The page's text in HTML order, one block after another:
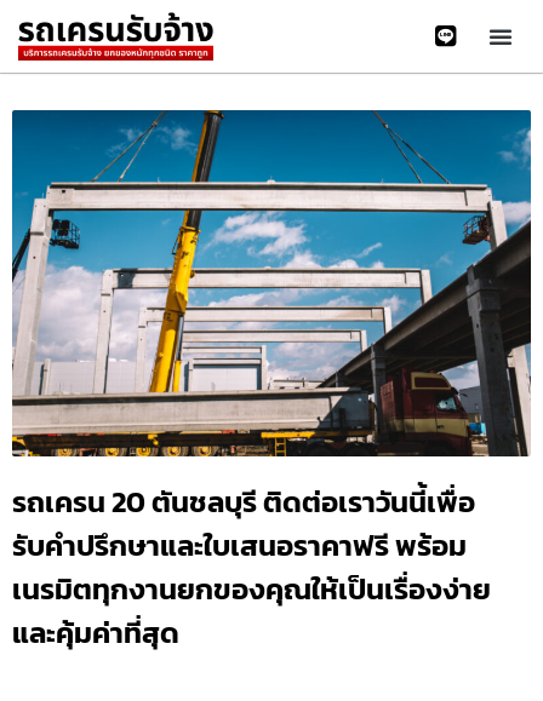
รถเครน 20 ตันชลบุรี ติดต่อเราวันนี้เพื่อ
รับคำปรึกษาและใบเสนอราคาฟรี พร้อม
เนรมิตทุกงานยกของคุณให้เป็นเรื่องง่าย
และคุ้มค่าที่สุด